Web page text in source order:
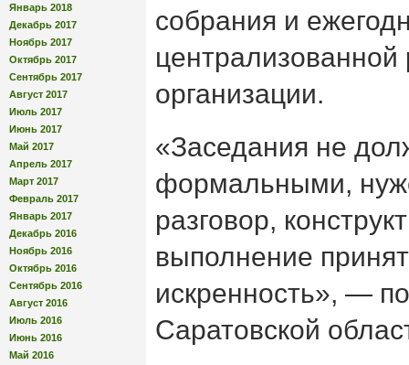
Январь 2018
Декабрь 2017
Ноябрь 2017
Октябрь 2017
Сентябрь 2017
Август 2017
Июль 2017
Июнь 2017
Май 2017
Апрель 2017
Март 2017
Февраль 2017
Январь 2017
Декабрь 2016
Ноябрь 2016
Октябрь 2016
Сентябрь 2016
Август 2016
Июль 2016
Июнь 2016
Май 2016
собрания и
централизованной
организации.
«Заседания не
формальными,
разговор,
выполнение
искренность», —
Саратовской